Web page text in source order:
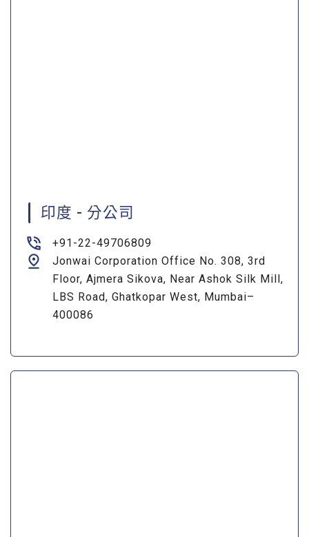
印度 - 分公司
+91-22-49706809
Jonwai Corporation Office No. 308, 3rd
Floor, Ajmera Sikova, Near Ashok Silk Mill,
LBS Road, Ghatkopar West, Mumbai–
400086